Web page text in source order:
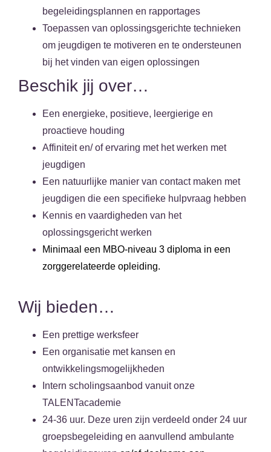
begeleidingsplannen en rapportages
Toepassen van oplossingsgerichte technieken
om jeugdigen te motiveren en te ondersteunen
bij het vinden van eigen oplossingen
Beschik jij over…
Een energieke, positieve, leergierige en
proactieve houding
Affiniteit en/ of ervaring met het werken met
jeugdigen
Een natuurlijke manier van contact maken met
jeugdigen die een specifieke hulpvraag hebben
Kennis en vaardigheden van het
oplossingsgericht werken
Minimaal een MBO-niveau 3 diploma in een
zorggerelateerde opleiding.
Wij bieden…
Een prettige werksfeer
Een organisatie met kansen en
ontwikkelingsmogelijkheden
Intern scholingsaanbod vanuit onze
TALENTacademie
24-36 uur. Deze uren zijn verdeeld onder 24 uur
groepsbegeleiding en aanvullend ambulante